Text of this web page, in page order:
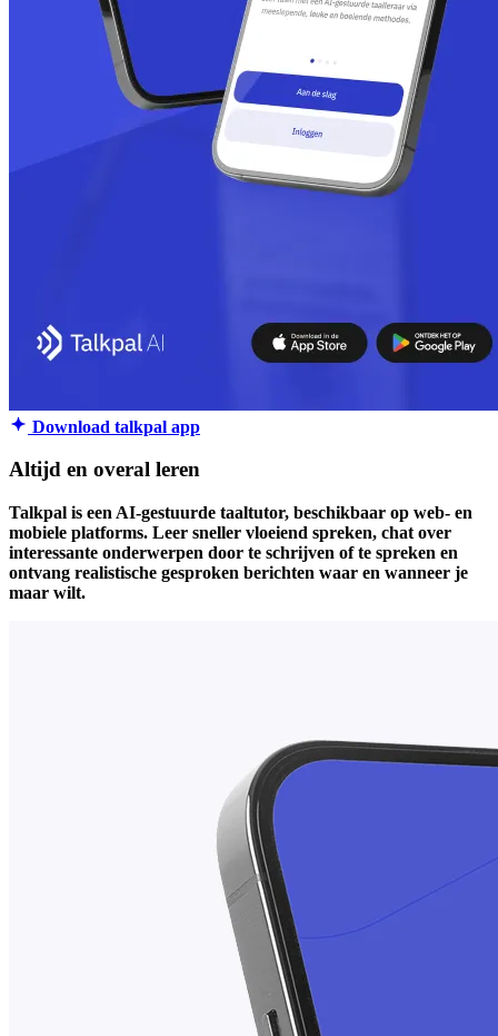
Download talkpal app
Altijd en overal leren
Talkpal is een AI-gestuurde taaltutor, beschikbaar op web- en
mobiele platforms. Leer sneller vloeiend spreken, chat over
interessante onderwerpen door te schrijven of te spreken en
ontvang realistische gesproken berichten waar en wanneer je
maar wilt.